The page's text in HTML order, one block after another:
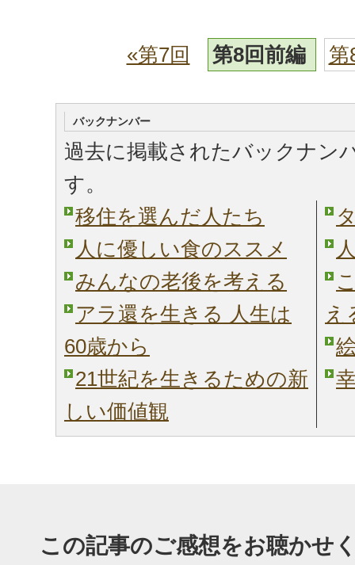
«第7回 第8回前編 第
バックナンバー
過去に掲載されたバックナン
す。
移住を選んだ人たち
人に優しい食のススメ
みんなの老後を考える
え
アラ還を生きる 人生は
60歳から
21世紀を生きるための新
しい価値観
この記事のご感想をお聴かせ